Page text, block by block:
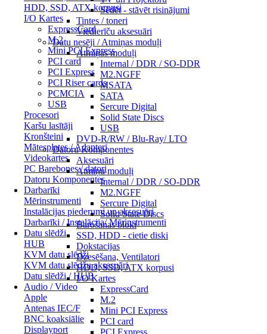
HDD, SSD, ATX korpusi
I/O Kartes
ExpressCard
M.2
Mini PCI Express
PCI card
PCI Express
PCI Riser cards
PCMCIA
USB
Procesori
Karšu lasītāji
Kronšteini
Mātesplates / Adapteri
Videokartes
PC Barebones / datori
Datoru Komponentes
Darbarīki
Mērinstrumenti
Instalācijas piederumi un aksesuāri
Darbarīki / Instalācija/ Mērinstrumenti
Datu slēdži
HUB
KVM datu slēdži
KVM datu slēdžu aksesuāri
Datu slēdži / HUB
Audio / Video
Apple
Antenas IEC/F
BNC koaksiālie
Displayport
Sēdēt - stāvēt risinājumi
Tintes / toneri
Viedierīču aksesuāri
Datu nesēji / Atmiņas moduļi
Atmiņas moduļi
Internal / DDR / SO-DDR
M2.NGFF
MSATA
SATA
Sercure Digital
Solid State Discs
USB
DVD-R/RW / Blu-Ray/ LTO
Datoru Komponentes
Aksesuāri
Atmiņu moduļi
Internal / DDR / SO-DDR
M2.NGFF
Sercure Digital
Solid State Discs
Barošanas bloki
SSD, HDD - cietie diski
Dokstacijas
Dzesēšana, Ventilatori
HDD, SSD, ATX korpusi
I/O Kartes
ExpressCard
M.2
Mini PCI Express
PCI card
PCI Express